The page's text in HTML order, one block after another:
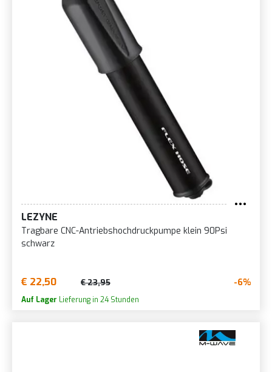
LEZYNE
Tragbare CNC-Antriebshochdruckpumpe klein 90Psi
schwarz
€ 22,50 € 23,95 -6%
Auf Lager Lieferung in 24 Stunden